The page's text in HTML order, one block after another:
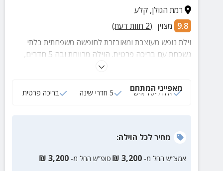
רמת הגולן,קלע
9.8 מצוין (
2 חוות דעת)
וילת נופש מעוצבת ומאובזרת לחופשה משפחתית בלתי
נשכחת עם בריכה פרטית. הוילה מרווחת ובה 5 חדרים,
חצר מטופחת ונוף עוצר נשימה. בקרבת אטרקציות
מאפייני המתחם
וילה ל-10 איש 5 חדרי שינה בריכה פרטית
מחירלכל הוילה:
אמצ”ש החל מ- 3,200
₪ סופ”ש החל מ- 3,200
₪